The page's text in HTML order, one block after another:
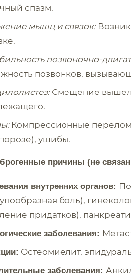
спазм.
мышц и связок:
позвоночно-
позвонков,
Смещение
Компрессионные
ушибы.
причины (не
внутренних органов:
боль),
придатков),
заболевания:
Остеомиелит,
заболевания: